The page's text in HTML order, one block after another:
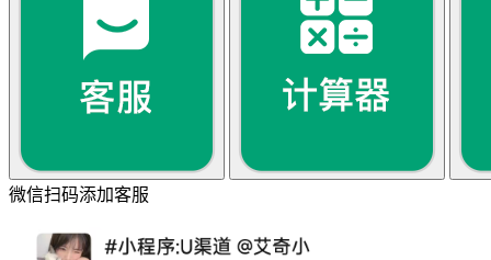
微信扫码添加客服